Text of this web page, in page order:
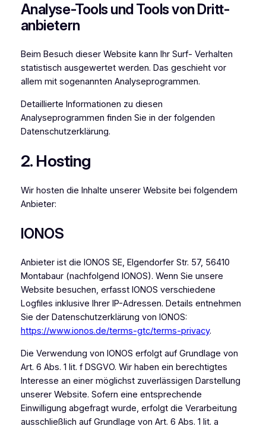
Analyse-Tools und Tools von Dritt­
anbietern
Beim Besuch dieser Website kann Ihr Surf- Verhalten
statistisch ausgewertet werden. Das geschieht vor
allem mit sogenannten Analyseprogrammen.
Detaillierte Informationen zu diesen
Analyseprogrammen finden Sie in der folgenden
Datenschutzerklärung.
2. Hosting
Wir hosten die Inhalte unserer Website bei folgendem
Anbieter:
IONOS
Anbieter ist die IONOS SE, Elgendorfer Str. 57, 56410
Montabaur (nachfolgend IONOS). Wenn Sie unsere
Website besuchen, erfasst IONOS verschiedene
Logfiles inklusive Ihrer IP-Adressen. Details entnehmen
Sie der Datenschutzerklärung von IONOS:
https://www.ionos.de/terms-gtc/terms-privacy.
Die Verwendung von IONOS erfolgt auf Grundlage von
Art. 6 Abs. 1 lit. f DSGVO. Wir haben ein berechtigtes
Interesse an einer möglichst zuverlässigen Darstellung
unserer Website. Sofern eine entsprechende
Einwilligung abgefragt wurde, erfolgt die Verarbeitung
ausschließlich auf Grundlage von Art. 6 Abs. 1 lit. a